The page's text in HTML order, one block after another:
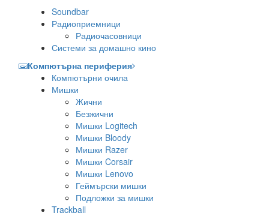
Soundbar
Радиоприемници
Радиочасовници
Системи за домашно кино
Компютърна периферия
Компютърни очила
Мишки
Жични
Безжични
Мишки Logitech
Мишки Bloody
Мишки Razer
Мишки Corsair
Мишки Lenovo
Геймърски мишки
Подложки за мишки
Trackball